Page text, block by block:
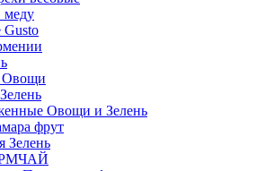
меду
Gusto
Овощи
Овощи и Зелень
фрут
Зелень